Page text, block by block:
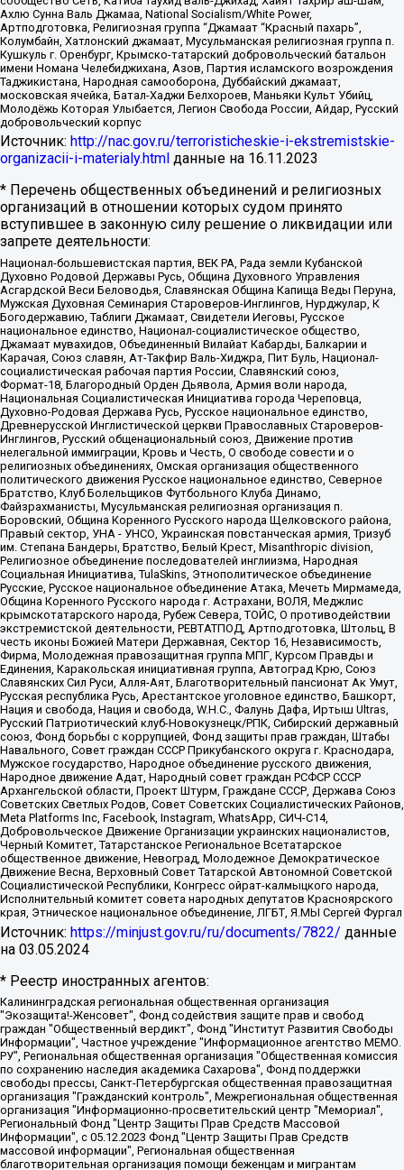
Ахлю Сунна Валь Джамаа, National Socialism/White Power,
Артподготовка, Религиозная группа “Джамаат “Красный пахарь”,
Колумбайн, Хатлонский джамаат, Мусульманская религиозная группа п.
Кушкуль г. Оренбург, Крымско-татарский добровольческий батальон
имени Номана Челебиджихана, Азов, Партия исламского возрождения
Таджикистана, Народная самооборона, Дуббайский джамаат,
московская ячейка, Батал-Хаджи Белхороев, Маньяки Культ Убийц,
Молодёжь Которая Улыбается, Легион Свобода России, Айдар, Русский
добровольческий корпус
Источник: http://nac.gov.ru/terroristicheskie-i-ekstremistskie-
organizacii-i-materialy.html данные на 16.11.2023
* Перечень общественных объединений и религиозных
организаций в отношении которых судом принято
вступившее в законную силу решение о ликвидации или
запрете деятельности:
Национал-большевистская партия, ВЕК РА, Рада земли Кубанской
Духовно Родовой Державы Русь, Община Духовного Управления
Асгардской Веси Беловодья, Славянская Община Капища Веды Перуна,
Мужская Духовная Семинария Староверов-Инглингов, Нурджулар, К
Богодержавию, Таблиги Джамаат, Свидетели Иеговы, Русское
национальное единство, Национал-социалистическое общество,
Джамаат мувахидов, Объединенный Вилайат Кабарды, Балкарии и
Карачая, Союз славян, Ат-Такфир Валь-Хиджра, Пит Буль, Национал-
социалистическая рабочая партия России, Славянский союз,
Формат-18, Благородный Орден Дьявола, Армия воли народа,
Национальная Социалистическая Инициатива города Череповца,
Духовно-Родовая Держава Русь, Русское национальное единство,
Древнерусской Инглистической церкви Православных Староверов-
Инглингов, Русский общенациональный союз, Движение против
нелегальной иммиграции, Кровь и Честь, О свободе совести и о
религиозных объединениях, Омская организация общественного
политического движения Русское национальное единство, Северное
Братство, Клуб Болельщиков Футбольного Клуба Динамо,
Файзрахманисты, Мусульманская религиозная организация п.
Боровский, Община Коренного Русского народа Щелковского района,
Правый сектор, УНА - УНСО, Украинская повстанческая армия, Тризуб
им. Степана Бандеры, Братство, Белый Крест, Misanthropic division,
Религиозное объединение последователей инглиизма, Народная
Социальная Инициатива, TulaSkins, Этнополитическое объединение
Русские, Русское национальное объединение Атака, Мечеть Мирмамеда,
Община Коренного Русского народа г. Астрахани, ВОЛЯ, Меджлис
крымскотатарского народа, Рубеж Севера, ТОЙС, О противодействии
экстремистской деятельности, РЕВТАТПОД, Артподготовка, Штольц, В
честь иконы Божией Матери Державная, Сектор 16, Независимость,
Фирма, Молодежная правозащитная группа МПГ, Курсом Правды и
Единения, Каракольская инициативная группа, Автоград Крю, Союз
Славянских Сил Руси, Алля-Аят, Благотворительный пансионат Ак Умут,
Русская республика Русь, Арестантское уголовное единство, Башкорт,
Нация и свобода, Нация и свобода, W.H.С., Фалунь Дафа, Иртыш Ultras,
Русский Патриотический клуб-Новокузнецк/РПК, Сибирский державный
союз, Фонд борьбы с коррупцией, Фонд защиты прав граждан, Штабы
Навального, Совет граждан СССР Прикубанского округа г. Краснодара,
Мужское государство, Народное объединение русского движения,
Народное движение Адат, Народный совет граждан РСФСР СССР
Архангельской области, Проект Штурм, Граждане СССР, Держава Союз
Советских Светлых Родов, Совет Советских Социалистических Районов,
Meta Platforms Inc, Facebook, Instagram, WhatsApp, СИЧ-С14,
Добровольческое Движение Организации украинских националистов,
Черный Комитет, Татарстанское Региональное Всетатарское
общественное движение, Невоград, Молодежное Демократическое
Движение Весна, Верховный Совет Татарской Автономной Советской
Социалистической Республики, Конгресс ойрат-калмыцкого народа,
Исполнительный комитет совета народных депутатов Красноярского
края, Этническое национальное объединение, ЛГБТ, Я.МЫ Сергей Фургал
Источник: https://minjust.gov.ru/ru/documents/7822/ данные
на 03.05.2024
* Реестр иностранных агентов:
Калининградская региональная общественная организация "Экозащита!-Женсовет", Фонд содействия защите прав и свобод граждан "Общественный вердикт", Фонд "Институт Развития Свободы Информации", Частное учреждение "Информационное агентство МЕМО. РУ", Региональная общественная организация "Общественная комиссия по сохранению наследия академика Сахарова", Фонд поддержки свободы прессы, Санкт-Петербургская общественная правозащитная организация "Гражданский контроль", Межрегиональная общественная организация "Информационно-просветительский центр "Мемориал", Региональный Фонд "Центр Защиты Прав Средств Массовой Информации", с 05.12.2023 Фонд "Центр Защиты Прав Средств массовой информации", Региональная общественная благотворительная организация помощи беженцам и мигрантам "Гражданское содействие", Негосударственное образовательное учреждение дополнительного профессионального образования (повышение квалификации) специалистов "АКАДЕМИЯ ПО ПРАВАМ ЧЕЛОВЕКА", Свердловская региональная общественная организация "Сутяжник", Автономная некоммерческая организация "Центр независимых социологических исследований", Союз общественных объединений "Российский исследовательский центр по правам человека", Региональное общественное учреждение научно-информационный центр "МЕМОРИАЛ", Некоммерческая организация "Фонд защиты гласности", Автономная некоммерческая организация "Институт прав человека", Городская общественная организация "Екатеринбургское общество "МЕМОРИАЛ", Городская общественная организация "Рязанское историко-просветительское и правозащитное общество "Мемориал" (Рязанский Мемориал), Челябинский региональный орган общественной самодеятельности – женское общественное объединение "Женщины Евразии", Челябинский региональный орган общественной самодеятельности "Уральская правозащитная группа", Фонд содействия защите здоровья и социальной справедливости имени Андрея Рылькова, Автономная Некоммерческая Организация "Аналитический Центр Юрия Левады", Автономная некоммерческая организация социальной поддержки населения "Проект Апрель", Региональная общественная организация помощи женщинам и детям, находящимся в кризисной ситуации "Информационно-методический центр "Анна", Фонд содействия развитию массовых коммуникаций и правовому просвещению "Так-так-Так", Фонд содействия устойчивому развитию "Серебряная тайга", Свердловский региональный общественный фонд социальных проектов "Новое время", "Idel.Реалии", Кавказ.Реалии, Крым.Реалии, Телеканал Настоящее Время, Татаро-башкирская служба Радио Свобода (Azatliq Radiosi), Радио Свободная Европа/Радио Свобода (PCE/PC), "Сибирь.Реалии", "Фактограф", Благотворительный фонд помощи осужденным и их семьям, Автономная некоммерческая организация "Институт глобализации и социальных движений", Фонд "В защиту прав заключенных", Частное учреждение "Центр поддержки и содействия развитию средств массовой информации", Пензенский региональный общественный благотворительный фонд "Гражданский союз", "Север.Реалии", Некоммерческая организация Фонд "Правовая инициатива", Общество с ограниченной ответственностью "Радио Свободная Европа/Радио Свобода", Чешское информационное агентство "MEDIUM-ORIENT", Красноярская региональная общественная организация "Мы против СПИДа", Камалягин Денис Николаевич, Маркелов Сергей Евгеньевич, Пономарев Лев Александрович, Савицкая Людмила Алексеевна, Автономная некоммерческая организация "Центр по работе с проблемой насилия "НАСИЛИЮ.НЕТ", Межрегиональный профессиональный союз работников здравоохранения "Альянс врачей", Юридическое лицо, зарегистрированное в Латвийской Республике, SIA "Medusa Project" (регистрационный номер 40103797863, дата регистрации 10.06.2014), Некоммерческая организация "Фонд по борьбе с коррупцией", Автономная некоммерческая организация "Институт права и публичной политики", Баданин Роман Сергеевич, Гликин Максим Александрович, Железнова Мария Михайловна, Лукьянова Юлия Сергеевна, Маетная Елизавета Витальевна, Маняхин Петр Борисович, Чуракова Ольга Владимировна, Ярош Юлия Петровна, Юридическое лицо "The Insider SIA", зарегистрированное в Риге, Латвийская Республика (дата регистрации 26.06.2015), являющееся администратором доменного имени интернет-издания "The Insider SIA", https://theins.ru, Постернак Алексей Евгеньевич, Рубин Михаил Аркадьевич, Анин Роман Александрович, Юридическое лицо Istories fonds, зарегистрированное в Латвийской Республике (регистрационный номер 50008295751, дата регистрации 24.02.2020), Великовский Дмитрий Александрович, Долинина Ирина Николаевна, Мароховская Алеся Алексеевна, Шлейнов Роман Юрьевич, Шмагун Олеся Валентиновна, Общество с ограниченной ответственностью "Альтаир 2021", Общество с ограниченной ответственностью "Вега 2021", Общество с ограниченной ответственностью "Главный редактор 2021", Общество с ограниченной ответственностью "Ромашки монолит", Важенков Артем Валерьевич, Ивановская областная общественная организация "Центр гендерных исследований", Гурман Юрий Альбертович, Медиапроект "ОВД-Инфо", Егоров Владимир Владимирович, Жилинский Владимир Александрович, Общество с ограниченной ответственностью "ЗП", Иванова София Юрьевна, Карезина Инна Павловна, Кильтау Екатерина Викторовна, Петров Алексей Викторович, Пискунов Сергей Евгеньевич, Смирнов Сергей Сергеевич, Тихонов Михаил Сергеевич, Общество с ограниченной ответственностью "ЖУРНАЛИСТ-ИНОСТРАННЫЙ АГЕНТ", Арапова Галина Юрьевна, Вольтская Татьяна Анатольевна, Американская компания "Mason G.E.S. Anonymous Foundation" (США), являющаяся владельцем интернет-издания https://mnews.world/, Компания "Stichting Bellingcat", зарегистрированная в Нидерландах (дата регистрации 11.07.2018), Захаров Андрей Вячеславович, Клепиковская Екатерина Дмитриевна, Общество с ограниченной ответственностью "МЕМО", Перл Роман Александрович, Симонов Евгений Алексеевич, Соловьева Елена Анатольевна, Сотников Даниил Владимирович, Сурначева Елизавета Дмитриевна, Автономная некоммерческая организация по защите прав человека и информированию населения "Якутия – Наше Мнение", Общество с ограниченной ответственностью "Москоу диджитал медиа", с 26.01.2023 Общество с ограниченной ответственностью "Чайка Белые сады", Ветошкина Валерия Валерьевна, Заговора Максим Александрович, Межрегиональное общественное движение "Российская ЛГБТ - сеть", Оленичев Максим Владимирович, Павлов Иван Юрьевич, Скворцова Елена Сергеевна, Общество с ограниченной ответственностью "Как бы инагент", Кочетков Игорь Викторович, Общество с ограниченной ответственностью "Честные выборы", Еланчик Олег Александрович, Общество с ограниченной ответственностью "Нобелевский призыв", Гималова Регина Эмилевна, Григорьев Андрей Валерьевич, Григорьева Алина Александровна, Ассоциация по содействию защите прав призывников, альтернативнослужащих и военнослужащих "Правозащитная группа "Гражданин.Армия.Право", Хисамова Регина Фаритовна, Автономная некоммерческая организация по реализации социально-правовых программ "Лилит", Дальневосточное общественное движение "Маяк", Санкт-Петербургская ЛГБТ-инициативная группа "Выход", Инициативная группа ЛГБТ+ "Реверс", Алексеев Андрей Викторович, Бекбулатова Таисия Львовна, Беляев Иван Михайлович, Владыкина Елена Сергеевна, Гельман Марат Александрович, Никульшина Вероника Юрьевна, Толоконникова Надежда Андреевна, Шендерович Виктор Анатольевич, Общество с ограниченной ответственностью "Данное сообщение", Общество с ограниченной ответственностью Издательский дом "Новая глава", Айнбиндер Александра Александровна, Московский комьюнити-центр для ЛГБТ+инициатив, Благотворительный фонд развития филантропии, Deutsche Welle (Германия, Kurt-Schumacher-Strasse 3, 53113 Bonn), Борзунова Мария Михайловна, Воробьев Виктор Викторович, Голубева Анна Львовна, Константинова Алла Михайловна, Малкова Ирина Владимировна, Мурадов Мурад Абдулгалимович, Осетинская Елизавета Николаевна, Понасенков Евгений Николаевич, Ганапольский Матвей Юрьевич, Киселев Евгений Алексеевич, Борухович Ирина Григорьевна, Дремин Иван Тимофеевич, Дубровский Дмитрий Викторович, Красноярская региональная общественная организация поддержки и развития альтернативных образовательных технологий и межкультурных коммуникаций "ИНТЕРРА", Маяковская Екатерина Алексеевна, Фейгин Марк Захарович, Филимонов Андрей Викторович, Дзугкоева Регина Николаевна, Доброхотов Роман Александрович, Дудь Юрий Александрович, Елкин Сергей Владимирович, Кругликов Кирилл Игоревич, Сабунаева Мария Леонидовна, Семенов Алексей Владимирович, Шаинян Карен Багратович, Шульман Екатерина Михайловна, Асафьев Артур Валерьевич, Вахштайн Виктор Семенович, Венедиктов Алексей Алексеевич, Лушникова Екатерина Евгеньевна, Волков Леонид Михайлович, Невзоров Александр Глебович, Пархоменко Сергей Борисович, Сироткин Ярослав Николаевич, Кара-Мурза Владимир Владимирович, Баранова Наталья Владимировна, Гозман Леонид Яковлевич, Кагарлицкий Борис Юльевич, Климарев Михаил Валерьевич, Милов Владимир Станиславович, Автономная некоммерческая организация Краснодарский центр современного искусства "Типография", Моргенштерн Алишер Тагирович, Соболь Любовь Эдуардовна, Общество с ограниченной ответственностью "ЛИЗА НОРМ", Каспаров Гарри Кимович, Ходорковский Михаил Борисович, Общество с ограниченной ответственностью "Апрельские тезисы", Данилович Ирина Брониславовна, Кашин Олег Владимирович, Петров Николай Владимирович, Пивоваров Алексей Владимирович, Соколов Михаил Владимирович, Цветкова Юлия Владимировна, Чичваркин Евгений Александрович, Комитет против пыток/Команда против пыток, Общество с ограниченной ответственностью "Первый научный", Общество с ограниченной ответственностью "Вертолет и ко", Белоцерковская Вероника Борисовна, Кац Максим Евгеньевич, Лазарева Татьяна Юрьевна, Шаведдинов Руслан Табризович, Яшин Илья Валерьевич, Общество с ограниченной ответственностью "Иноагент ААВ", Алешковский Дмитрий Петрович, Альбац Евгения Марковна, Быков Дмитрий Львович, Галямина Юлия Евгеньевна, Лойко Сергей Леонидович, Мартынов Кирилл Константинович, Медведев Сергей Александрович, Крашенинников Федор Геннадиевич, Гордеева Катерина Вл